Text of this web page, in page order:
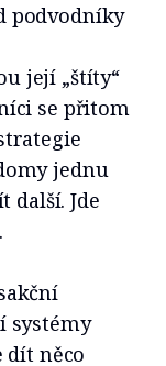
podvodníky
její „štíty“
se přitom
jednu
další. Jde
systémy
dít něco